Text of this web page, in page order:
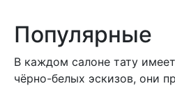
Популярные
В каждом салоне тату
чёрно-белых эскизов, они